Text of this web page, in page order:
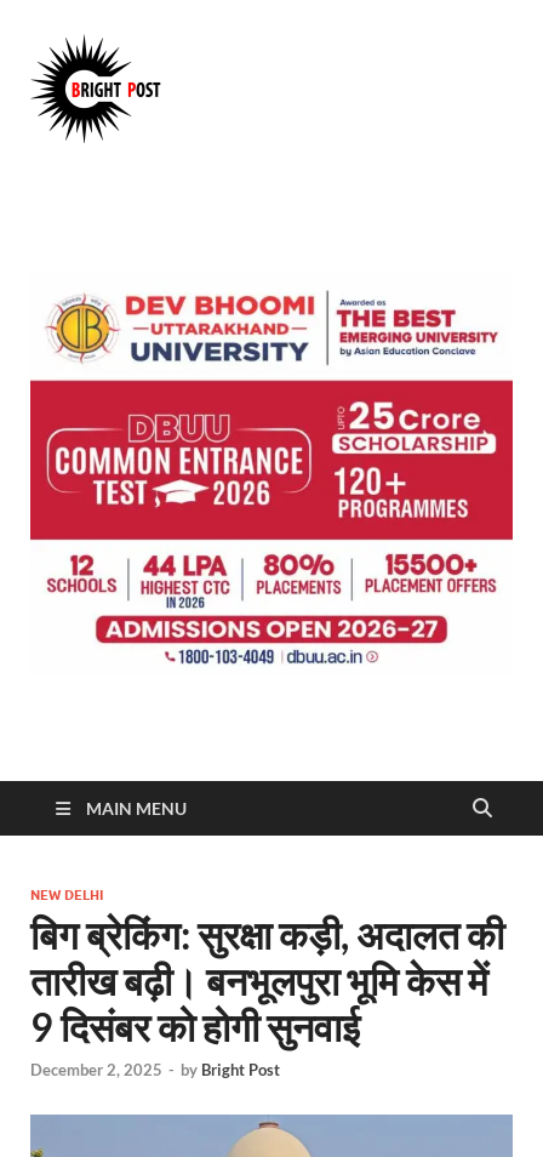
MAIN MENU
NEW DELHI
बिग ब्रेकिंग: सुरक्षा कड़ी, अदालत की
तारीख बढ़ी। बनभूलपुरा भूमि केस में
9 दिसंबर को होगी सुनवाई
December 2, 2025 - by Bright Post